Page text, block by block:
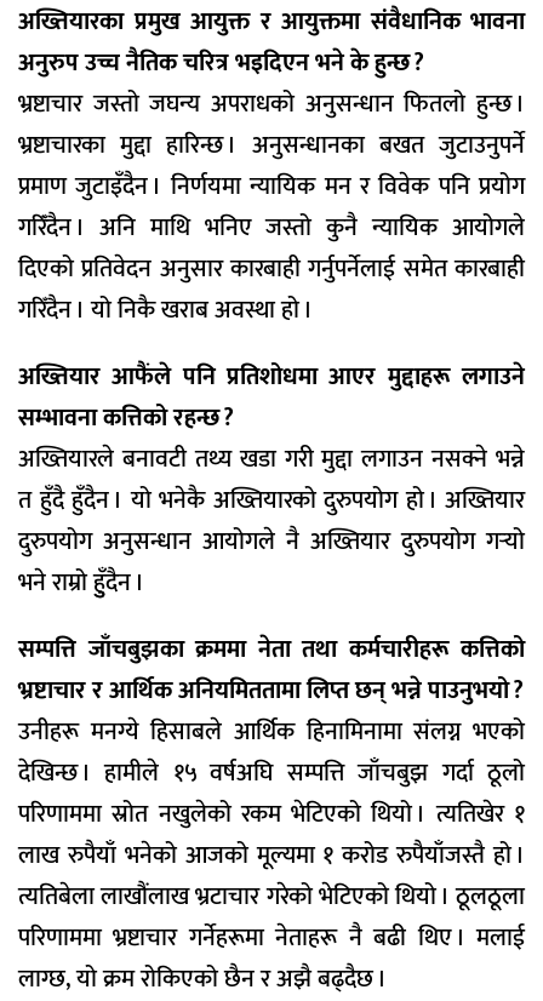
अख्तियारका प्रमुख आयुक्त र आयुक्तमा संवैधानिक भावना
अनुरुप उच्च नैतिक चरित्र भइदिएन भने के हुन्छ ?
भ्रष्टाचार जस्तो जघन्य अपराधको अनुसन्धान फितलो हुन्छ ।
भ्रष्टाचारका मुद्दा हारिन्छ । अनुसन्धानका बखत जुटाउनुपर्ने
प्रमाण जुटाइँदैन । निर्णयमा न्यायिक मन र विवेक पनि प्रयोग
गरिँंदैन । अनि माथि भनिए जस्तो कुनै न्यायिक आयोगले
दिएको प्रतिवेदन अनुसार कारबाही गर्नुपर्नेलाई समेत कारबाही
गरिँदैन । यो निकै खराब अवस्था हो ।
अख्तियार आफैंले पनि प्रतिशोधमा आएर मुद्दाहरू लगाउने
सम्भावना कत्तिको रहन्छ ?
अख्तियारले बनावटी तथ्य खडा गरी मुद्दा लगाउन नसक्ने भन्ने
त हुँदै हुँदैन । यो भनेकै अख्तियारको दुरुपयोग हो । अख्तियार
दुरुपयोग अनुसन्धान आयोगले नै अख्तियार दुरुपयोग गर्‍यो
भने राम्रो हुुँदैन ।
सम्पत्ति जाँचबुझका क्रममा नेता तथा कर्मचारीहरू कत्तिको
भ्रष्टाचार र आर्थिक अनियमिततामा लिप्त छन् भन्ने पाउनुभयो ?
उनीहरू मनग्ये हिसाबले आर्थिक हिनामिनामा संलग्न भएको
देखिन्छ । हामीले १५ वर्षअघि सम्पत्ति जाँचबुझ गर्दा ठूलो
परिणाममा स्रोत नखुलेको रकम भेटिएको थियो । त्यतिखेर १
लाख रुपैयाँ भनेको आजको मूल्यमा १ करोड रुपैयाँजस्तै हो ।
त्यतिबेला लाखौंलाख भ्रटाचार गरेको भेटिएको थियो । ठूलठूला
परिणाममा भ्रष्टाचार गर्नेहरूमा नेताहरू नै बढी थिए । मलाई
लाग्छ, यो क्रम रोकिएको छैन र अझै बढ्दैछ ।